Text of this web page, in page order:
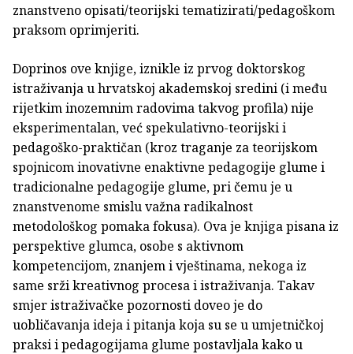
znanstveno opisati/teorijski tematizirati/pedagoškom
praksom oprimjeriti.
Doprinos ove knjige, iznikle iz prvog doktorskog
istraživanja u hrvatskoj akademskoj sredini (i među
rijetkim inozemnim radovima takvog profila) nije
eksperimentalan, već spekulativno-teorijski i
pedagoško-praktičan (kroz traganje za teorijskom
spojnicom inovativne enaktivne pedagogije glume i
tradicionalne pedagogije glume, pri čemu je u
znanstvenome smislu važna radikalnost
metodološkog pomaka fokusa). Ova je knjiga pisana iz
perspektive glumca, osobe s aktivnom
kompetencijom, znanjem i vještinama, nekoga iz
same srži kreativnog procesa i istraživanja. Takav
smjer istraživačke pozornosti doveo je do
uobličavanja ideja i pitanja koja su se u umjetničkoj
praksi i pedagogijama glume postavljala kako u